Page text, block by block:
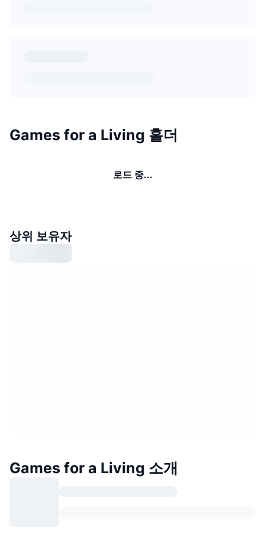
Games for a Living 홀더
로드 중...
상위 보유자
Games for a Living 소개